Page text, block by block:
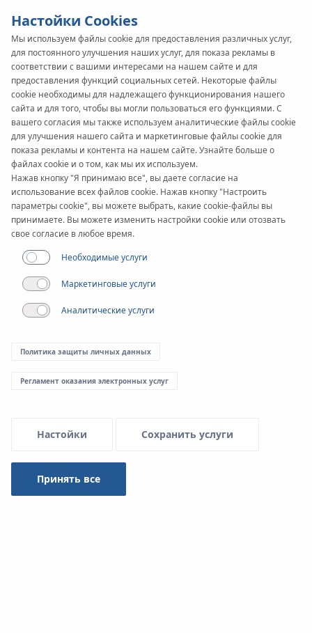
SYSTEMKAN-therm
NET
Настойки Cookies
Мы используем файлы cookie для предоставления различных услуг,
для постоянного улучшения наших услуг, для показа рекламы в
соответствии с вашими интересами на нашем сайте и для
предоставления функций социальных сетей. Некоторые файлы
cookie необходимы для надлежащего функционирования нашего
сайта и для того, чтобы вы могли пользоваться его функциями. С
вашего согласия мы также используем аналитические файлы cookie
для улучшения нашего сайта и маркетинговые файлы cookie для
показа рекламы и контента на нашем сайте. Узнайте больше о
файлах cookie и о том, как мы их используем.
Нажав кнопку "Я принимаю все", вы даете согласие на
использование всех файлов cookie. Нажав кнопку "Настроить
параметры cookie", вы можете выбрать, какие cookie-файлы вы
принимаете. Вы можете изменить настройки cookie или отозвать
свое согласие в любое время.
Необходимые услуги
Маркетинговые услуги
Аналитические услуги
Политика защиты личных данных
Регламент оказания электронных услуг
Настойки Сохранить услуги
Принять все